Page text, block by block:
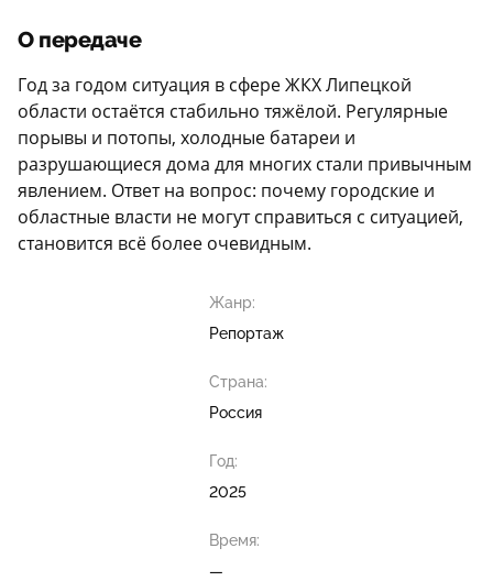
О передаче
Год за годом ситуация в сфере ЖКХ Липецкой
области остаётся стабильно тяжёлой. Регулярные
порывы и потопы, холодные батареи и
разрушающиеся дома для многих стали привычным
явлением. Ответ на вопрос: почему городские и
областные власти не могут справиться с ситуацией,
становится всё более очевидным.
Жанр:
Репортаж
Страна:
Россия
Год:
2025
Время:
—